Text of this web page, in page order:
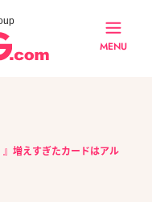
MENU
』増えすぎたカードはアル